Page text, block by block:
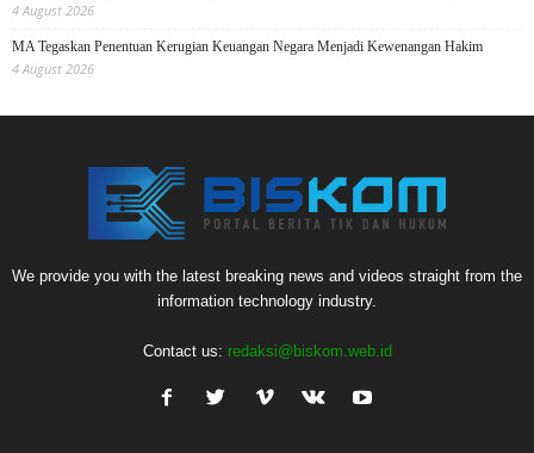
4 August 2026
MA Tegaskan Penentuan Kerugian Keuangan Negara Menjadi Kewenangan Hakim
4 August 2026
We provide you with the latest breaking news and videos straight from the
information technology industry.
Contact us: redaksi@biskom.web.id